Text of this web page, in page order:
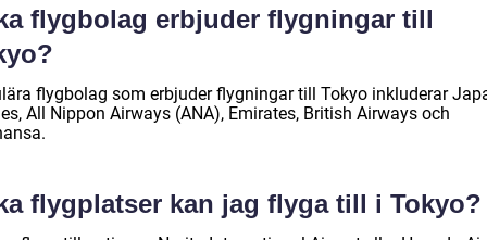
flygbolag erbjuder flygningar till
flygbolag som erbjuder flygningar till Tokyo inkluderar
All Nippon Airways (ANA), Emirates, British Airways och
flygplatser kan jag flyga till i Tokyo?